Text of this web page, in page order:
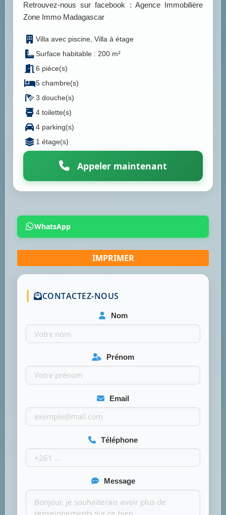
Retrouvez-nous sur facebook : Agence Immobilière
Zone Immo Madagascar
Villa avec piscine, Villa à étage
Surface habitable : 200 m²
6 pièce(s)
5 chambre(s)
3 douche(s)
4 toilette(s)
4 parking(s)
1 étage(s)
Appeler maintenant
WhatsApp
CONTACTEZ-NOUS
Nom
Prénom
Email
Téléphone
Message